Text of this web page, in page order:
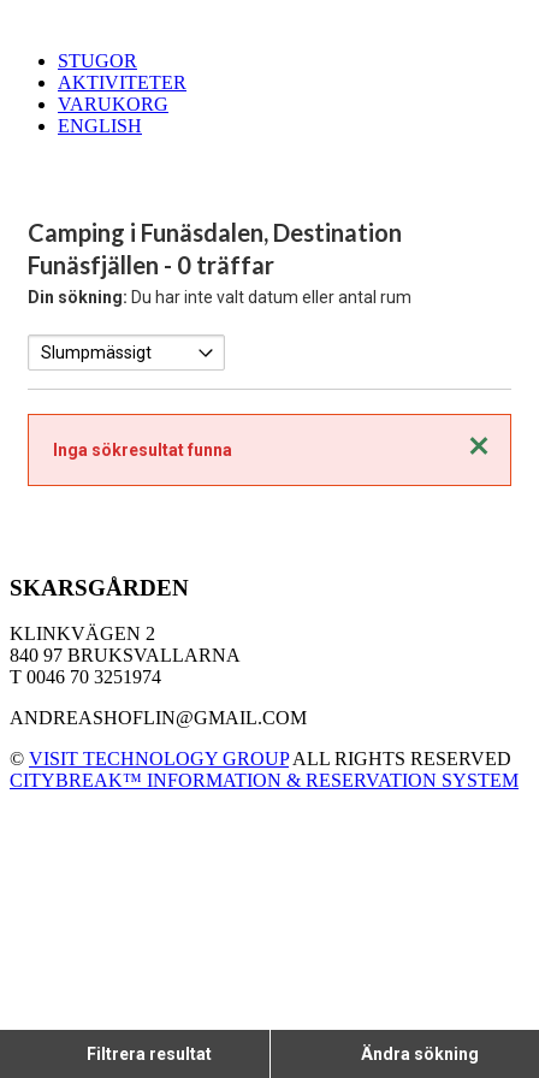
STUGOR
AKTIVITETER
VARUKORG
ENGLISH
Camping i Funäsdalen, Destination
Funäsfjällen - 0 träffar
Din sökning: Du har inte valt datum eller antal rum
Stäng
Inga sökresultat funna
Filtrera resultat Ändra sökning
SKARSGÅRDEN
KLINKVÄGEN 2
840 97 BRUKSVALLARNA
T 0046 70 3251974
ANDREASHOFLIN@GMAIL.COM
© VISIT TECHNOLOGY GROUPALL RIGHTS RESERVED
CITYBREAK™ INFORMATION & RESERVATION SYSTEM